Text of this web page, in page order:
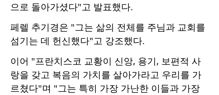
으로 돌아가셨다"고 발표했다.
페렐 추기경은 "그는 삶의 전체를 주님과 교회를
섬기는 데 헌신했다"고 강조했다.
이어 "프란치스코 교황이 신앙, 용기, 보편적 사
랑을 갖고 복음의 가치를 살아가라고 우리를 가
르쳤다"며 "그는 특히 가장 가난한 이들과 가장